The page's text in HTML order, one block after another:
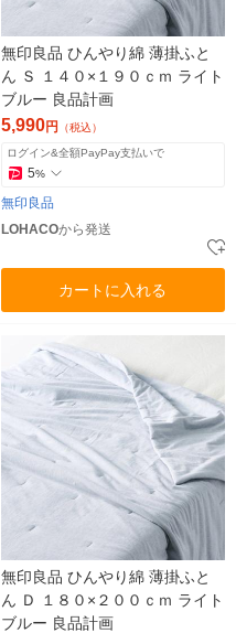
無印良品 ひんやり綿 薄掛ふと
ん Ｓ １４０×１９０ｃｍ ライト
ブルー 良品計画
5,990円 （税込）
ログイン&全額PayPay支払いで
5%
無印良品
LOHACOから発送
カートに入れる
無印良品 ひんやり綿 薄掛ふと
ん Ｄ １８０×２００ｃｍ ライト
ブルー 良品計画